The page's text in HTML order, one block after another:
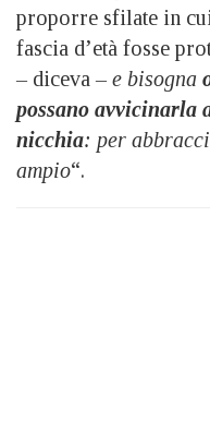
proporre sfilate in
fascia d’età fosse
– diceva– e bisogna
possano avvicinarla
nicchia: per
ampio“.